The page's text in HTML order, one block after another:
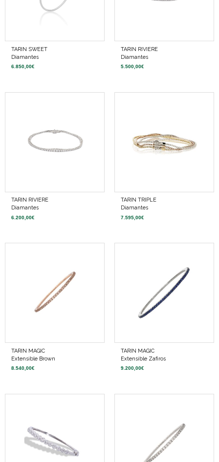
TARIN SWEET
Diamantes
6.850,00€
TARIN RIVIERE
Diamantes
5.500,00€
TARIN RIVIERE
Diamantes
6.200,00€
TARIN TRIPLE
Diamantes
7.595,00€
TARIN MAGIC
Extensible Brown
8.540,00€
TARIN MAGIC
Extensible Zafiros
9.200,00€